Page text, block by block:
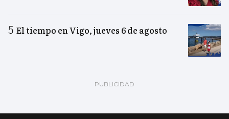
El tiempo en Vigo, jueves 6 de agosto